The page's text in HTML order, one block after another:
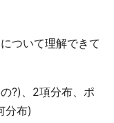
ついて理解できて
?)、2項分布、ポ
分布)